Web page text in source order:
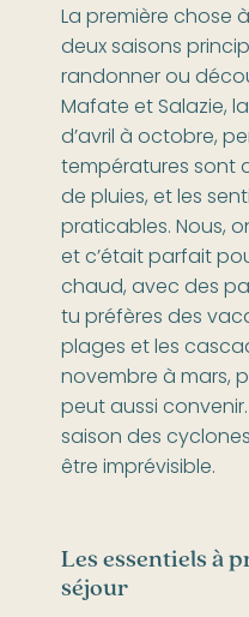
La première chose
deux saisons
randonner ou
Mafate et Salazie,
d’avril à octobre,
températures sont
de pluies, et les
praticables. Nous,
et c’était parfait
chaud, avec des
tu préfères des
plages et les
novembre à mars,
peut aussi
saison des
être imprévisible.
Les essentiels à
séjour